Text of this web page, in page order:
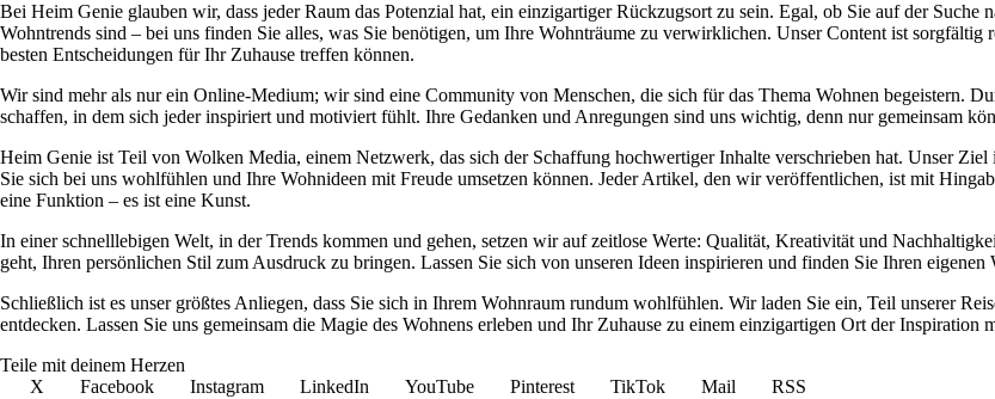
Bei Heim Genie glauben wir, dass jeder Raum das Potenzial hat, ein einzigartiger Rückzugsort zu sein. Egal, ob Sie auf der
Wohntrends sind – bei uns finden Sie alles, was Sie benötigen, um Ihre Wohnträume zu verwirklichen. Unser Content ist
besten Entscheidungen für Ihr Zuhause treffen können.
Wir sind mehr als nur ein Online-Medium; wir sind eine Community von Menschen, die sich für das Thema Wohnen begeistern.
schaffen, in dem sich jeder inspiriert und motiviert fühlt. Ihre Gedanken und Anregungen sind uns wichtig, denn nur gemeinsam
Heim Genie ist Teil von Wolken Media, einem Netzwerk, das sich der Schaffung hochwertiger Inhalte verschrieben hat. Unser
Sie sich bei uns wohlfühlen und Ihre Wohnideen mit Freude umsetzen können. Jeder Artikel, den wir veröffentlichen, ist mit
eine Funktion – es ist eine Kunst.
In einer schnelllebigen Welt, in der Trends kommen und gehen, setzen wir auf zeitlose Werte: Qualität, Kreativität und
geht, Ihren persönlichen Stil zum Ausdruck zu bringen. Lassen Sie sich von unseren Ideen inspirieren und finden Sie Ihren eigenen
Schließlich ist es unser größtes Anliegen, dass Sie sich in Ihrem Wohnraum rundum wohlfühlen. Wir laden Sie ein, Teil unserer
entdecken. Lassen Sie uns gemeinsam die Magie des Wohnens erleben und Ihr Zuhause zu einem einzigartigen Ort der Inspiration
Teile mit deinem Herzen
X
Facebook Instagram LinkedIn YouTube Pinterest TikTok Mail
RSS